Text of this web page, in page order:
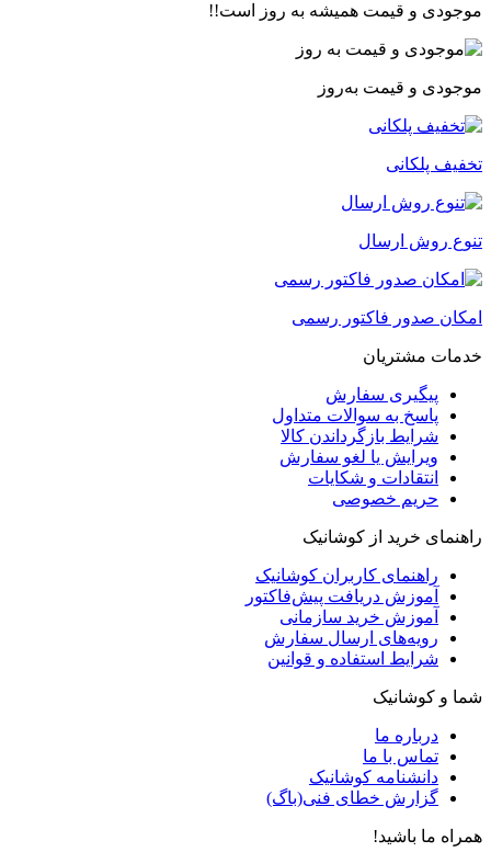
موجودی و قیمت همیشه به روز است!!
موجودی و قیمت به‌روز
تخفیف پلکانی
تنوع روش ارسال
امکان صدور فاکتور رسمی
خدمات مشتریان
پیگیری سفارش
پاسخ به سوالات متداول
شرایط بازگرداندن کالا
ویرایش یا لغو سفارش
انتقادات و شکایات
حریم خصوصی
راهنمای خرید از کوشانیک
راهنمای کاربران کوشانیک
آموزش دریافت پیش‌فاکتور
آموزش خرید سازمانی
رویه‌های ارسال سفارش
شرایط استفاده و قوانین
شما و کوشانیک
درباره ما
تماس با ما
دانشنامه کوشانیک
گزارش خطای فنی(باگ)
همراه ما باشید!